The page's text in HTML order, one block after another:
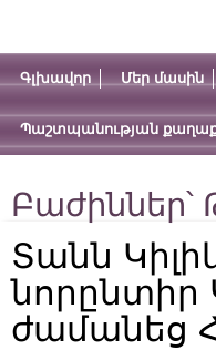
Գլխավոր Մեր մասին
Պաշտպանության
Բաժիններ՝
Տանն
ժամանեց